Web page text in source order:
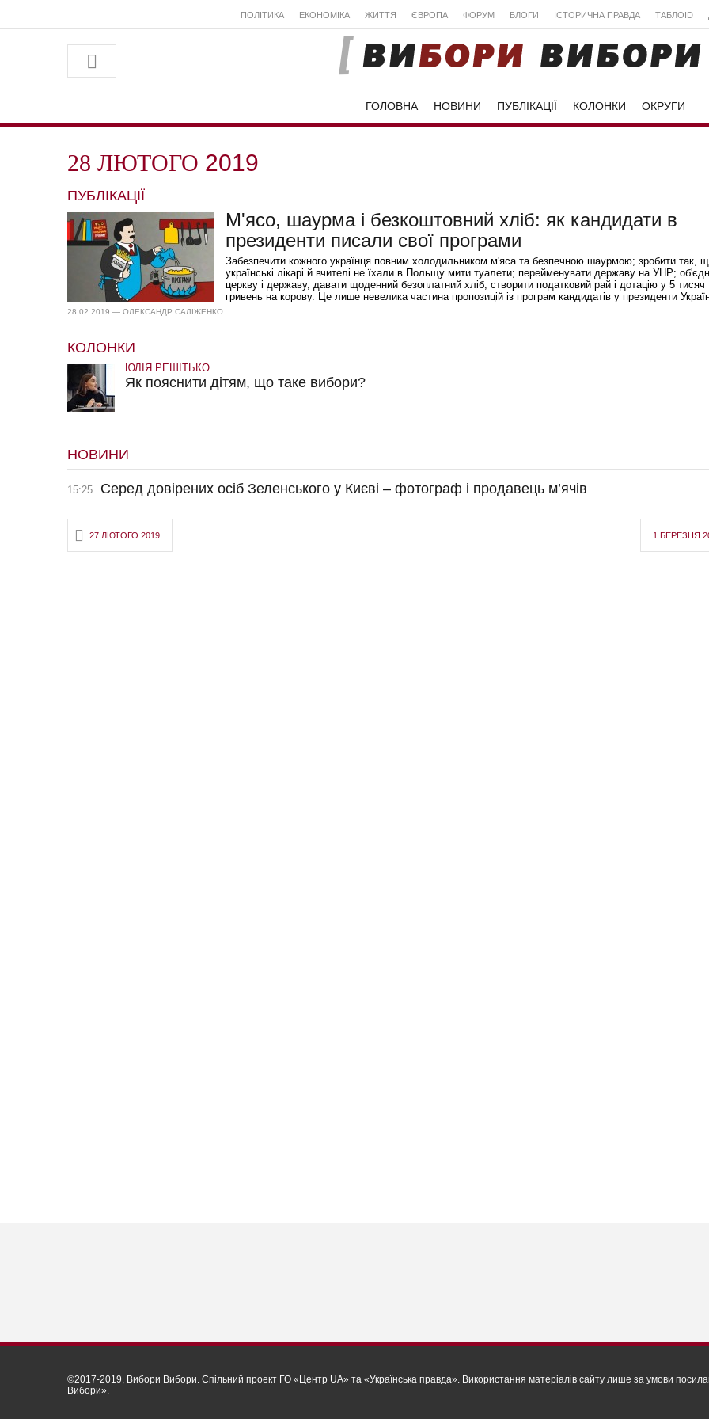
ПОЛІТИКА ЕКОНОМІКА ЖИТТЯ ЄВРОПА ФОРУМ БЛОГИ ІСТОРИЧНА ПРАВДА ТАБЛОID
ГОЛОВНА НОВИНИ ПУБЛІКАЦІЇ КОЛОНКИ ОКРУГИ
28 ЛЮТОГО 2019
ПУБЛІКАЦІЇ
М'ясо, шаурма і безкоштовний хліб: як кандидати в
президенти писали свої програми
Забезпечити кожного українця повним холодильником м'яса та безпечною шаурмою; зробити так,
українські лікарі й вчителі не їхали в Польщу мити туалети; перейменувати державу на УНР;
церкву і державу, давати щоденний безоплатний хліб; створити податковий рай і дотацію у 5 тисяч
гривень на корову. Це лише невелика частина пропозицій із програм кандидатів у президенти
28.02.2019 — ОЛЕКСАНДР САЛІЖЕНКО
КОЛОНКИ
ЮЛІЯ РЕШІТЬКО
Як пояснити дітям, що таке вибори?
НОВИНИ
15:25 Серед довірених осіб Зеленського у Києві – фотограф і продавець м’ячів
27 ЛЮТОГО 2019 1 БЕРЕЗНЯ
©2017-2019, Вибори Вибори. Спільний проект ГО «Центр UA» та «Українська правда». Використання матеріалів сайту лише за умови
Вибори».